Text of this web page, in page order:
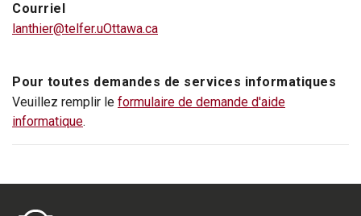
Courriel
lanthier@telfer.uOttawa.ca
Pour toutes demandes de services informatiques
Veuillez remplir le formulaire de demande d'aide
informatique.